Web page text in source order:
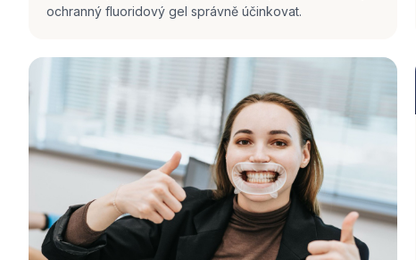
ochranný fluoridový gel správně účinkovat.